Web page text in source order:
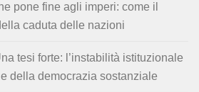
pone fine agli imperi: come il
caduta delle nazioni
tesi forte: l’instabilità istituzionale
della democrazia sostanziale